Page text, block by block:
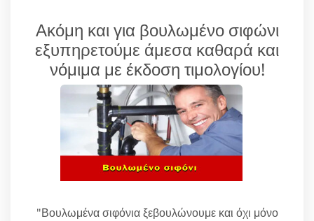
Ακόμη και για βουλωμένο σιφώνι
εξυπηρετούμε άμεσα καθαρά και
νόμιμα με έκδοση τιμολογίου!
"Βουλωμένα σιφόνια ξεβουλώνουμε και όχι μόνο